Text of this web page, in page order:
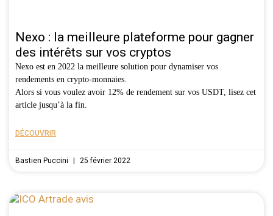
Nexo : la meilleure plateforme pour gagner
des intérêts sur vos cryptos
Nexo est en 2022 la meilleure solution pour dynamiser vos
rendements en crypto-monnaies.
Alors si vous voulez avoir 12% de rendement sur vos USDT, lisez cet
article jusqu’à la fin.
DÉCOUVRIR
Bastien Puccini 25 février 2022